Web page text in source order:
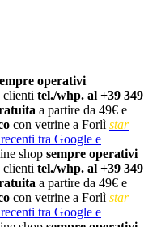
operativi
clienti tel./whp. al +39 349
a partire da 49€ e
con vetrine a Forlì star
tra Google e
shop sempre operativi
clienti tel./whp. al +39 349
a partire da 49€ e
con vetrine a Forlì star
tra Google e